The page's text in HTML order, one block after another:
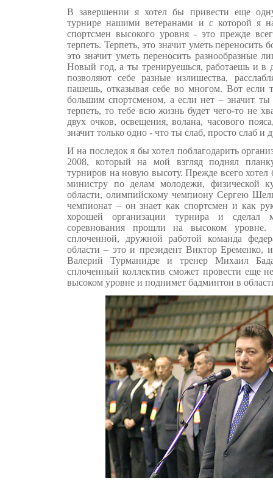
В завершении я хотел бы привести еще
турнире нашими ветеранами и с которой я
спортсмен высокого уровня - это прежде
терпеть. Терпеть, это значит уметь переносить
это значит уметь переносить разнообразные
Новый год, а ты тренируешься, работаешь и в
позволяют себе разные излишества,
пашешь, отказывая себе во многом. Вот если
большим спортсменом, а если нет – значит ты
терпеть, то тебе всю жизнь будет чего-то не
двух очков, освещения, волана, часового
значит только одно - что ты слаб, просто слаб и
И на последок я бы хотел поблагодарить
2008, который на мой взгляд поднял
турниров на новую высоту. Прежде всего хотел
министру по делам молодежи, физической
области, олимпийскому чемпиону Сергею
чемпионат – он знает как спортсмен и как
хорошей организации турнира и сделал
соревнования прошли на высоком уровне.
сплоченной, дружной работой команда
области – это и президент Виктор Еременко, и
Валерий Турманидзе и тренер Михаил
сплоченный коллектив сможет провести еще
высоком уровне и поднимет бадминтон в